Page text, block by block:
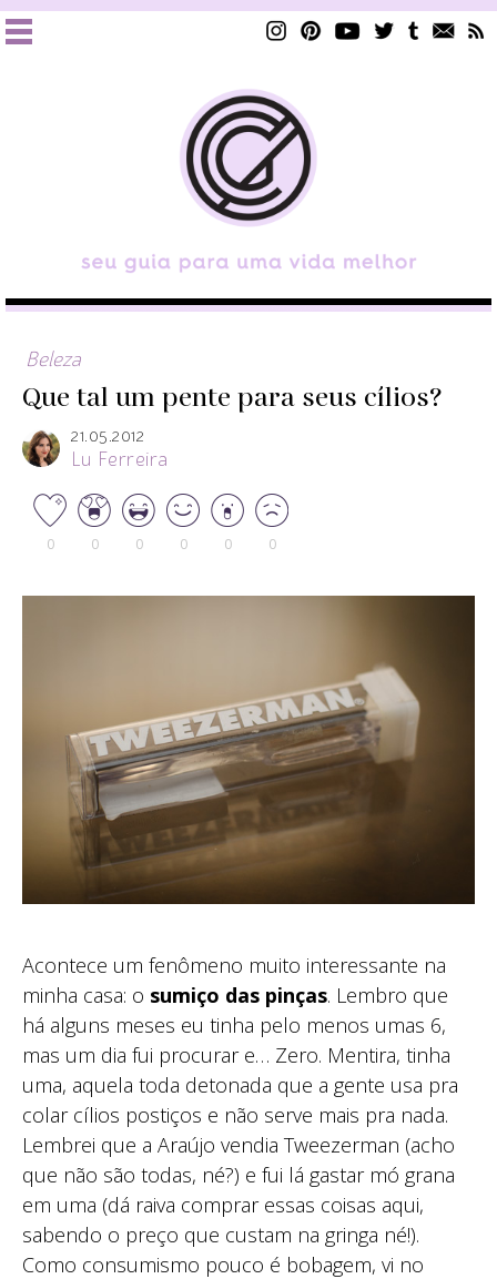
Beleza
Que tal um pente para seus cílios?
21.05.2012
Lu Ferreira
0 0 0 0 0 0
Acontece um fenômeno muito interessante na
minha casa: o sumiço das pinças. Lembro que
há alguns meses eu tinha pelo menos umas 6,
mas um dia fui procurar e… Zero. Mentira, tinha
uma, aquela toda detonada que a gente usa pra
colar cílios postiços e não serve mais pra nada.
Lembrei que a Araújo vendia Tweezerman (acho
que não são todas, né?) e fui lá gastar mó grana
em uma (dá raiva comprar essas coisas aqui,
sabendo o preço que custam na gringa né!).
Como consumismo pouco é bobagem, vi no